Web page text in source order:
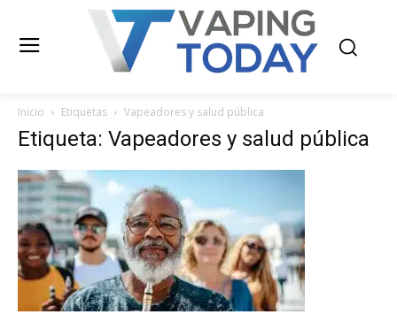
Inicio Etiquetas Vapeadores y salud pública
Etiqueta: Vapeadores y salud pública